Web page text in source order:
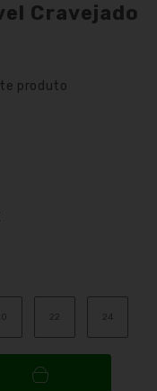
Cravejado
produto
22 24